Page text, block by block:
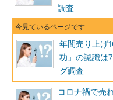
調査
年間売り上げ
功」の認識は
グ調査
コロナ禍で売